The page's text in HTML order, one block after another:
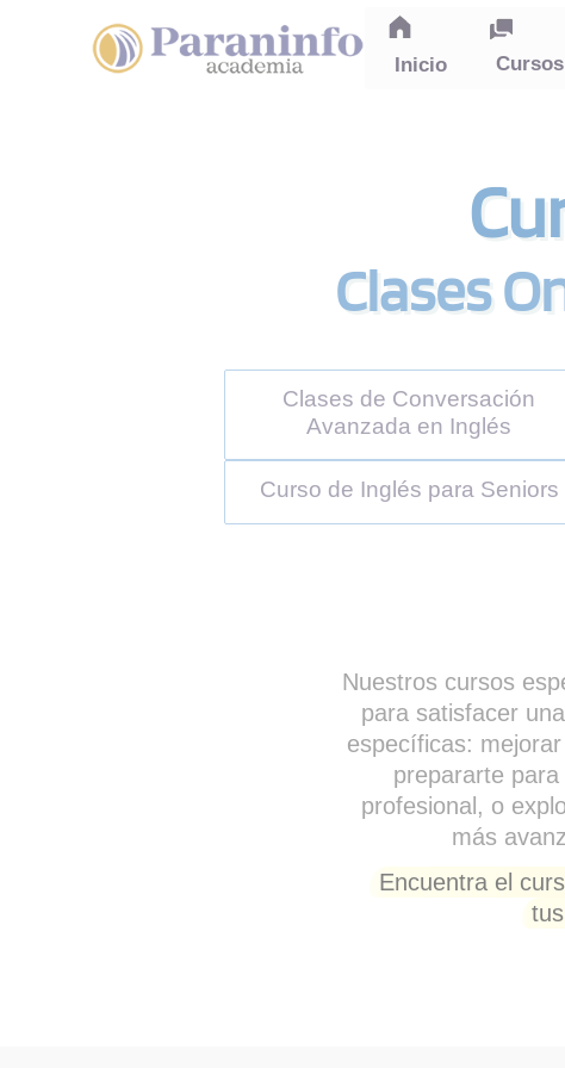
Inicio Cursos
Clases
Clases de Conversación
Avanzada en Inglés
Curso de Inglés para Seniors
Nuestros cursos
para satisfacer
específicas:
prepararte
profesional, o
más
Encuentra el